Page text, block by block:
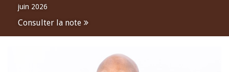
juin 2026
Consulter la note